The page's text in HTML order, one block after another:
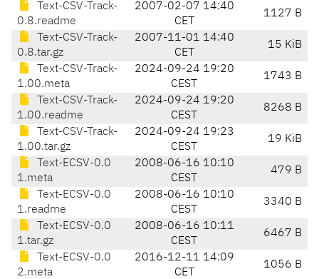
Text-CSV-Track-
0.8.readme
2007-02-07 14:40
CET
1127 B
Text-CSV-Track-
0.8.tar.gz
2007-11-01 14:40
CET
15 KiB
Text-CSV-Track-
1.00.meta
2024-09-24 19:20
CEST
1743 B
Text-CSV-Track-
1.00.readme
2024-09-24 19:20
CEST
8268 B
Text-CSV-Track-
1.00.tar.gz
2024-09-24 19:23
CEST
19 KiB
Text-ECSV-0.0
1.meta
2008-06-16 10:10
CEST
479 B
Text-ECSV-0.0
1.readme
2008-06-16 10:10
CEST
3340 B
Text-ECSV-0.0
1.tar.gz
2008-06-16 10:11
CEST
6467 B
Text-ECSV-0.0
2.meta
2016-12-11 14:09
CET
1056 B